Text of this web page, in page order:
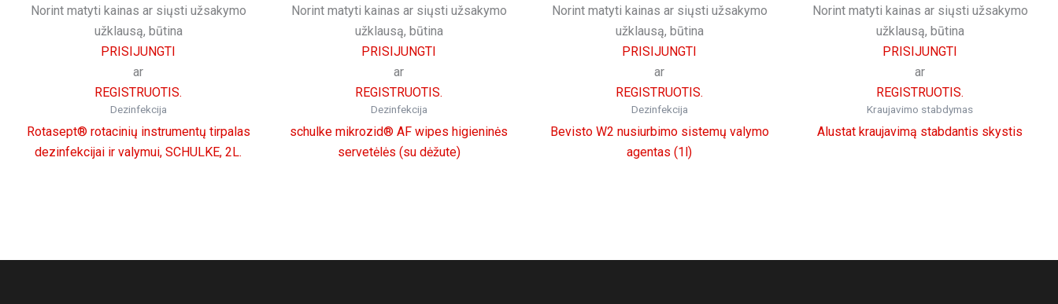
Norint matyti kainas ar siųsti užsakymo
užklausą, būtina
PRISIJUNGTI
ar
REGISTRUOTIS.
Dezinfekcija
Rotasept® rotacinių instrumentų tirpalas
dezinfekcijai ir valymui, SCHULKE, 2L.
Norint matyti kainas ar siųsti užsakymo
užklausą, būtina
PRISIJUNGTI
ar
REGISTRUOTIS.
Dezinfekcija
schulke mikrozid® AF wipes higieninės
servetėlės (su dėžute)
Norint matyti kainas ar siųsti užsakymo
užklausą, būtina
PRISIJUNGTI
ar
REGISTRUOTIS.
Dezinfekcija
Bevisto W2 nusiurbimo sistemų valymo
agentas (1l)
Norint matyti kainas ar siųsti užsakymo
užklausą, būtina
PRISIJUNGTI
ar
REGISTRUOTIS.
Kraujavimo stabdymas
Alustat kraujavimą stabdantis skystis